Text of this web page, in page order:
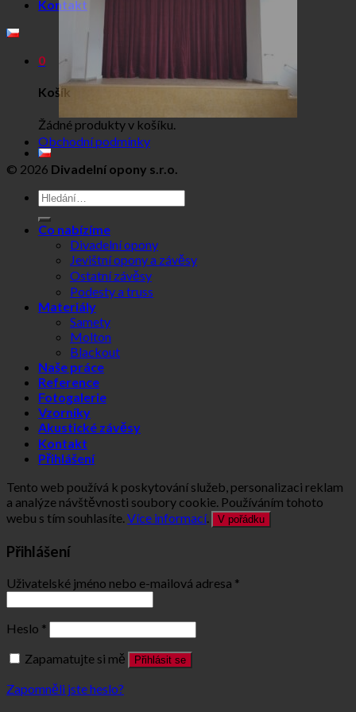
Kontakt
0
Košík
Žádné produkty v košíku.
Obchodní podmínky
© 2026 Divadelní opony s.r.o.
Hledat:
Co nabízíme
Divadelní opony
Jevištní opony a závěsy
Ostatní závěsy
Podesty a truss
Materiály
Samety
Molton
Blackout
Naše práce
Reference
Fotogalerie
Vzorníky
Akustické závěsy
Kontakt
Přihlášení
Tento web používá k poskytování služeb, personalizaci reklam
a analýze návštěvnosti soubory cookie. Používáním tohoto
webu s tím souhlasíte. Více informací. V pořádku
Přihlášení
Uživatelské jméno nebo e-mailová adresa *
Heslo *
Zapamatujte si mě
Přihlásit se
Zapomněli jste heslo?